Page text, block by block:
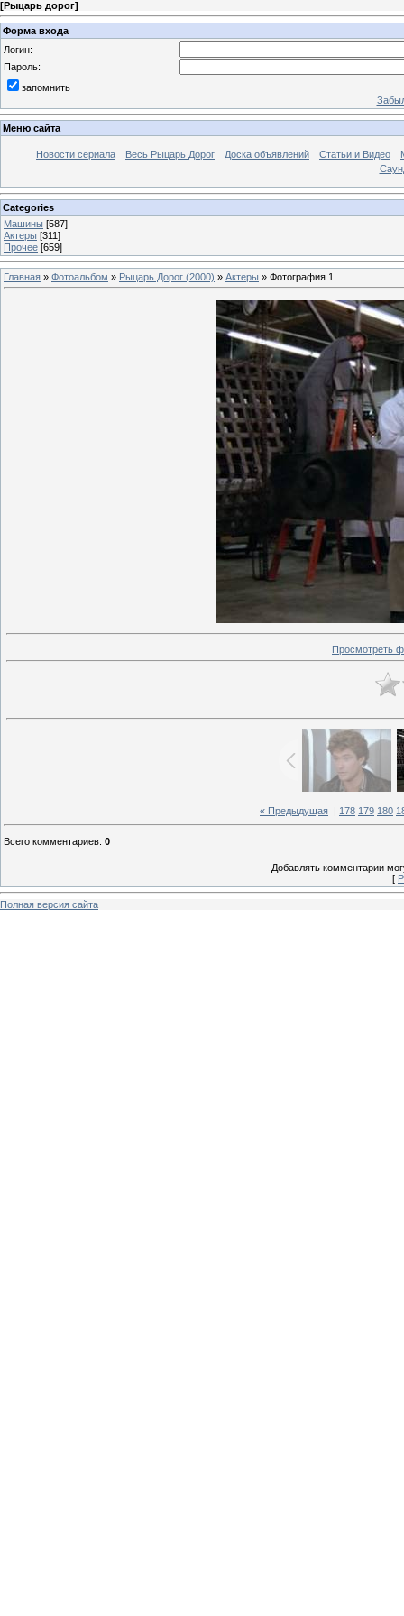
[Рыцарь дорог]
Форма входа
Логин:
Пароль:
запомнить
Меню сайта
Новости сериала Весь Рыцарь Дорог Доска объявлений Статьи и Видео
Categories
Машины [587]
Актеры [311]
Прочее [659]
Главная » Фотоальбом » Рыцарь Дорог (2000) » Актеры » Фотография 1
Просмотреть
« Предыдущая 178 179 180
Всего комментариев: 0
Добавлять комментарии
[
Полная версия сайта